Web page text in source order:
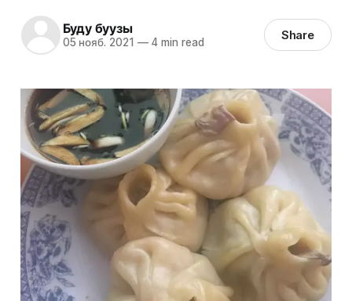
Буду буузы
05 нояб. 2021 —4 min read Share